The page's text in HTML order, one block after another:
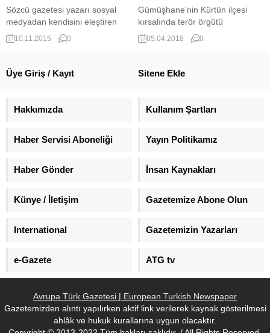
Sözcü gazetesi yazarı sosyal
medyadan kendisini eleştiren
politikacıya "İzmir'deyim, gel de
haddimi bildir" diyerek tepki
10.11.2015 0
Gümüşhane'nin Kürtün ilçesi
kırsalında terör örgütü
mensupları ile sıcak temas
sağlandı. Yaşanan çatışmada 2
05.04.2018 0
Üye Giriş / Kayıt Sitene Ekle
Hakkımızda Kullanım Şartları
Haber Servisi Aboneliği Yayın Politikamız
Haber Gönder İnsan Kaynakları
Künye / İletişim Gazetemize Abone Olun
International Gazetemizin Yazarları
e-Gazete ATG tv
Avrupa Türk Gazetesi | European Turkish Newspaper
Gazetemizden alıntı yapılırken aktif link verilerek kaynak gösterilmesi
ahlâk ve hukuk kurallarına uygun olacaktır.